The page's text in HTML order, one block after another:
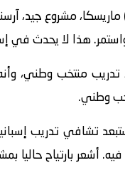
مشروع جيد،
هذا لا يحدث في
منتخب وطني،
وطني.
تشافي تدريب
فيه. أشعر بارتياح